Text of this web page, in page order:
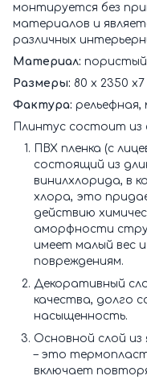
монтируется без
материалов и
различных
Материал:
Размеры: 80 х 2350
Фактура:
Плинтус состоит из
ПВХ пленка (с
состоящий из
винилхлорида, в
хлора, это
действию
аморфности
имеет малый вес
повреждениям.
Декоративный
качества, долго
насыщенность.
Основной слой
– это
включает